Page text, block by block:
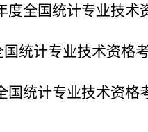
度全国统计专业技术
统计专业技术资格
国统计专业技术资格